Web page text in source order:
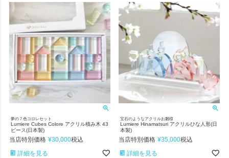
夢の７色コロレセット
Lumiere Cubes Colore アクリル積み木 43
ピース(日本製)
当店特別価格 ¥30,000税込
詳細を見る
宝石のようなアクリルお雛様
Lumiere Hinamatsuri アクリルひな人形(日
本製)
当店特別価格 ¥35,000税込
詳細を見る